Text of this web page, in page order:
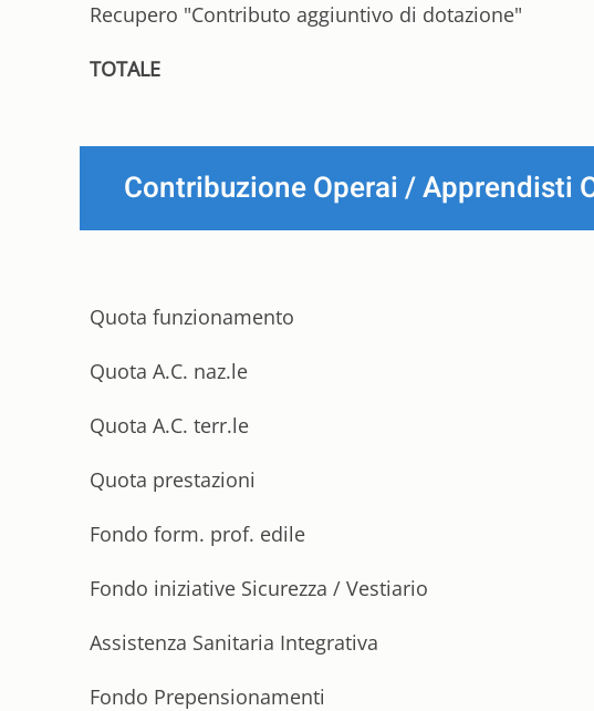
Recupero "Contributo aggiuntivo di dotazione"
TOTALE
Contribuzione Operai / Apprendisti
Quota funzionamento
Quota A.C. naz.le
Quota A.C. terr.le
Quota prestazioni
Fondo form. prof. edile
Fondo iniziative Sicurezza / Vestiario
Assistenza Sanitaria Integrativa
Fondo Prepensionamenti